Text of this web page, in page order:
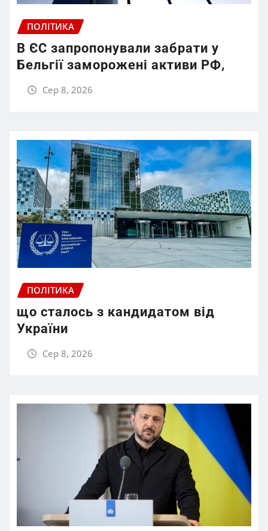
ПОЛІТИКА
В ЄС запропонували забрати у
Бельгії заморожені активи РФ,
Сер 8, 2026
ПОЛІТИКА
що сталось з кандидатом від
України
Сер 8, 2026